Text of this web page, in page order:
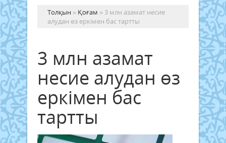
Толқын » Қоғам » 3 млн азамат несие
алудан өз еркімен бас тартты
3 млн азамат
несие алудан өз
еркімен бас
тартты